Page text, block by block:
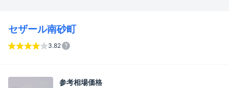
セザール南砂町
3.82
参考相場価格